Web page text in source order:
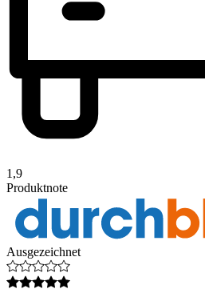
1,9
Produktnote
Ausgezeichnet